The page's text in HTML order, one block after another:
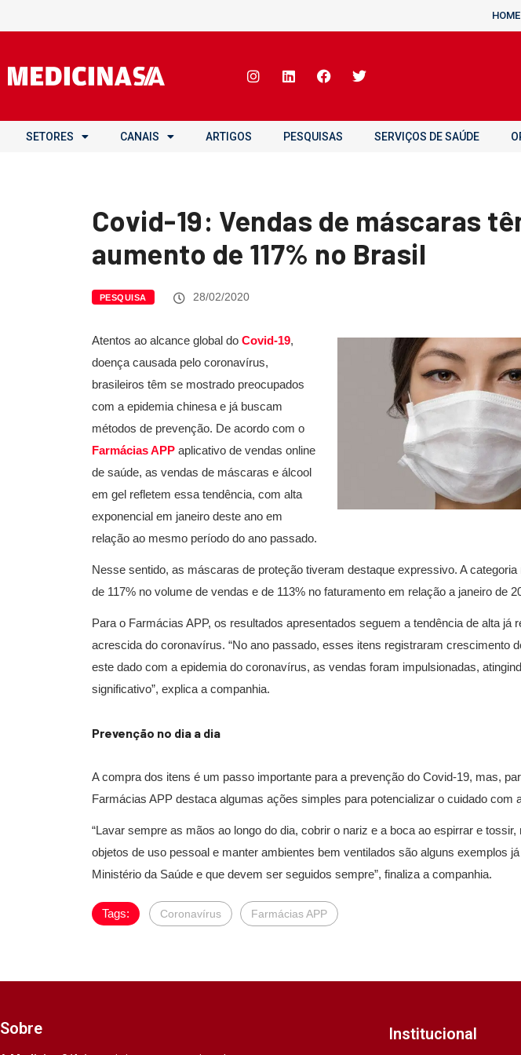
HOME
SETORES CANAIS ARTIGOS PESQUISAS SERVIÇOS DE SAÚDE
Covid-19: Vendas de máscaras
aumento de 117% no Brasil
PESQUISA 28/02/2020
Atentos ao alcance global do Covid-19,
doença causada pelo coronavírus,
brasileiros têm se mostrado preocupados
com a epidemia chinesa e já buscam
métodos de prevenção. De acordo com o
Farmácias APP aplicativo de vendas online
de saúde, as vendas de máscaras e álcool
em gel refletem essa tendência, com alta
exponencial em janeiro deste ano em
relação ao mesmo período do ano passado.
Nesse sentido, as máscaras de proteção tiveram destaque expressivo. A categoria
de 117% no volume de vendas e de 113% no faturamento em relação a janeiro de
Para o Farmácias APP, os resultados apresentados seguem a tendência de alta já
acrescida do coronavírus. “No ano passado, esses itens registraram crescimento
este dado com a epidemia do coronavírus, as vendas foram impulsionadas,
significativo”, explica a companhia.
Prevenção no dia a dia
A compra dos itens é um passo importante para a prevenção do Covid-19, mas,
Farmácias APP destaca algumas ações simples para potencializar o cuidado com
“Lavar sempre as mãos ao longo do dia, cobrir o nariz e a boca ao espirrar e tossir,
objetos de uso pessoal e manter ambientes bem ventilados são alguns exemplos
Ministério da Saúde e que devem ser seguidos sempre”, finaliza a companhia.
Tags: Coronavírus Farmácias APP
Sobre Institucional